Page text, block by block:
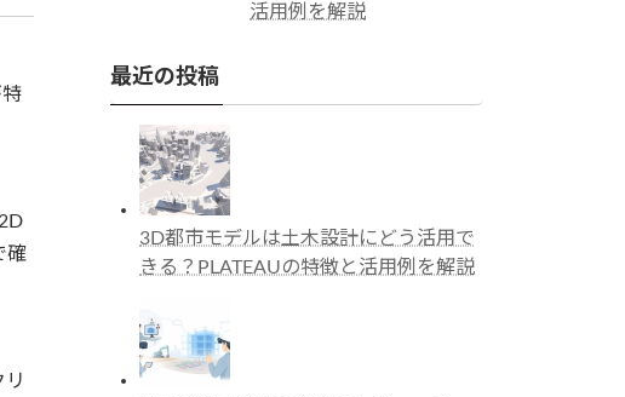
確
活用例を解説
最近の投稿
3D都市モデルは土木設計にどう活用で
きる？PLATEAUの特徴と活用例を解説